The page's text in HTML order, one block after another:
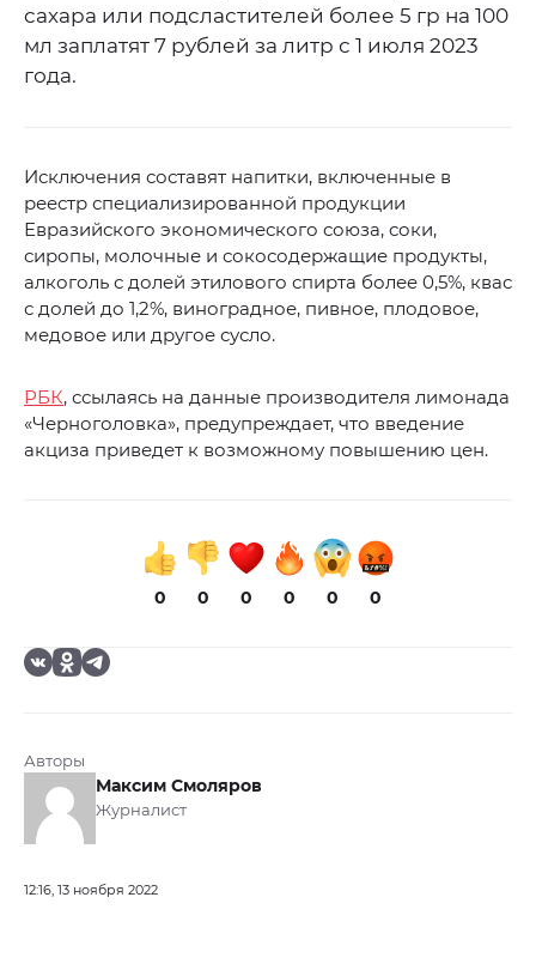
сахара или подсластителей более 5 гр на 100
мл заплатят 7 рублей за литр с 1 июля 2023
года.
Исключения составят напитки, включенные в
реестр специализированной продукции
Евразийского экономического союза, соки,
сиропы, молочные и сокосодержащие продукты,
алкоголь с долей этилового спирта более 0,5%, квас
с долей до 1,2%, виноградное, пивное, плодовое,
медовое или другое сусло.
РБК, ссылаясь на данные производителя лимонада
«Черноголовка», предупреждает, что введение
акциза приведет к возможному повышению цен.
0 0 0 0 0 0
Авторы
Максим Смоляров
Журналист
12:16, 13 ноября 2022